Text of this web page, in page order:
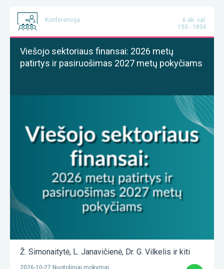
Konferencija
6 ak. val.
150 - 180€
Viešojo sektoriaus finansai: 2026 metų
patirtys ir pasiruošimas 2027 metų pokyčiams
Ž. Simonaitytė, L. Janavičienė, Dr. G. Vilkelis ir kiti
2026-10-27 Nuotoliniai mokymai